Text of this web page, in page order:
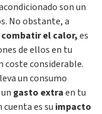
son un
No obstante, a
el calor,es
de ellos en tu
coste considerable.
un consumo
gasto extraen tu
es su impacto